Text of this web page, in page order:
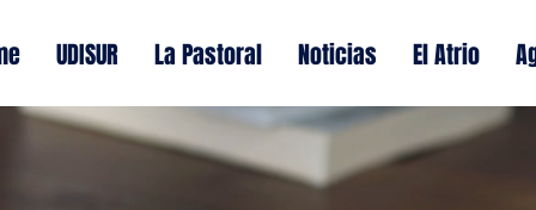
UDISUR La Pastoral Noticias El Atrio